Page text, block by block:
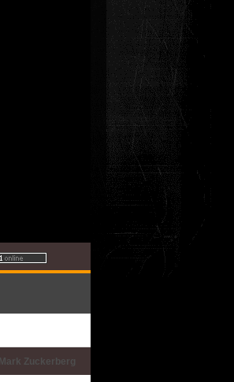
Mark Zuckerberg